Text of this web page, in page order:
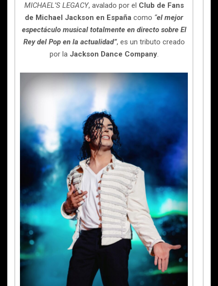
MICHAEL’S LEGACY, avalado por el Club de Fans
de Michael Jackson en España como “el mejor
espectáculo musical totalmente en directo sobre El
Rey del Pop en la actualidad”, es un tributo creado
por la Jackson Dance Company.